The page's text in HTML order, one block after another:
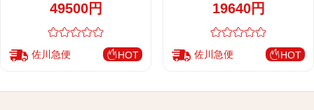
49500円
佐川急便 HOT
19640円
佐川急便 HOT